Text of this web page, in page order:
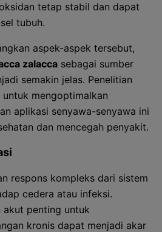
tetap stabil dan dapat
tubuh.
aspek-aspek tersebut,
zalacca sebagai sumber
semakin jelas. Penelitian
mengoptimalkan
aplikasi senyawa-senyawa ini
dan mencegah penyakit.
respons kompleks dari sistem
cedera atau infeksi.
akut penting untuk
kronis dapat menjadi akar